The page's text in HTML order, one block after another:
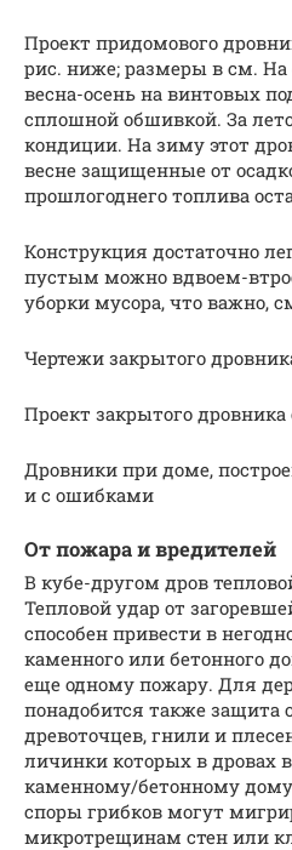
Проект придомового
рис. ниже; размеры в см.
весна-осень на винтовых
сплошной обшивкой. За
кондиции. На зиму этот
весне защищенные от
прошлогоднего топлива
Конструкция достаточно
пустым можно вдвоем-
уборки мусора, что важно,
Чертежи закрытого
Проект закрытого
Дровники при доме,
и с ошибками
От пожара и вредителей
В кубе-другом дров
Тепловой удар от
способен привести в
каменного или бетонного
еще одному пожару. Для
понадобится также защита
древоточцев, гнили и
личинки которых в дровах
каменному/бетонному
споры грибков могут
микротрещинам стен или